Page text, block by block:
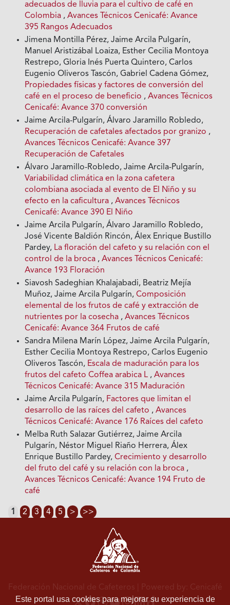
adecuados de lluvia para el cultivo de café en
Colombia ,Avances Técnicos Cenicafé: Avance
395 Rangos Adecuados
Jimena Montilla Pérez, Jaime Arcila Pulgarín,
Manuel Aristizábal Loaiza, Esther Cecilia Montoya
Restrepo, Gloria Inés Puerta Quintero, Carlos
Eugenio Oliveros Tascón, Gabriel Cadena Gómez,
Propiedades físicas y factores de conversión del
café en el proceso de beneficio ,Avances Técnicos
Cenicafé: Avance 370 conversión
Jaime Arcila-Pulgarín, Álvaro Jaramillo Robledo,
Recuperación de cafetales afectados por granizo ,
Avances Técnicos Cenicafé: Avance 397
Recuperación de Cafetales
Álvaro Jaramillo-Robledo, Jaime Arcila-Pulgarín,
Variabilidad climática en la zona cafetera
colombiana asociada al evento de El Niño y su
efecto en la caficultura ,Avances Técnicos
Cenicafé: Avance 390 El Niño
Jaime Arcila Pulgarín, Álvaro Jaramillo Robledo,
José Vicente Baldión Rincón, Álex Enrique Bustillo
Pardey, La floración del cafeto y su relación con el
control de la broca ,Avances Técnicos Cenicafé:
Avance 193 Floración
Siavosh Sadeghian Khalajabadi, Beatriz Mejía
Muñoz, Jaime Arcila Pulgarín,Composición
elemental de los frutos de café y extracción de
nutrientes por la cosecha ,Avances Técnicos
Cenicafé: Avance 364 Frutos de café
Sandra Milena Marín López, Jaime Arcila Pulgarín,
Esther Cecilia Montoya Restrepo, Carlos Eugenio
Oliveros Tascón, Escala de maduración para los
frutos del cafeto Coffea arabica L ,Avances
Técnicos Cenicafé: Avance 315 Maduración
Jaime Arcila Pulgarín, Factores que limitan el
desarrollo de las raíces del cafeto ,Avances
Técnicos Cenicafé: Avance 176 Raíces del cafeto
Melba Ruth Salazar Gutiérrez, Jaime Arcila
Pulgarín, Néstor Miguel Riaño Herrera, Álex
Enrique Bustillo Pardey,Crecimiento y desarrollo
del fruto del café y su relación con la broca ,
Avances Técnicos Cenicafé: Avance 194 Fruto de
café
1 2 3 4 5 > >>
Este portal usa cookies para mejorar su experiencia de
Federación Nacional de Cafeteros | Powered by: Cenicafé